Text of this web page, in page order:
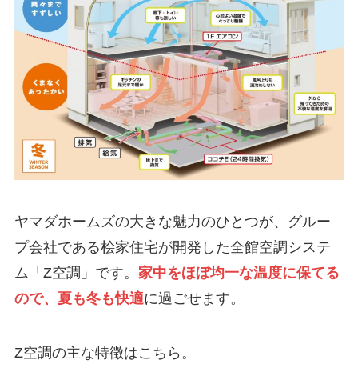
ヤマダホームズの大きな魅力のひとつが、グルー
プ会社である桧家住宅が開発した全館空調システ
ム「Z空調」です。 家中をほぼ均一な温度に保てる
ので、夏も冬も快適に過ごせます。
Z空調の主な特徴はこちら。